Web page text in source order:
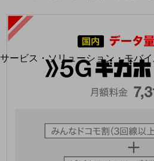
別ウィンドウで開きます
サービス・ソリューション・モバ
サービス・ソリューションTOP
カテゴリーで探すTOP